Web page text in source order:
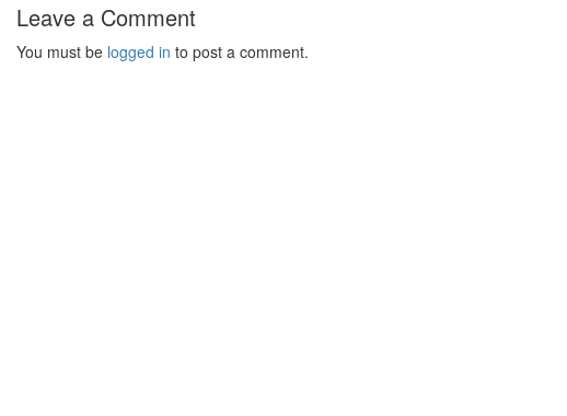
Leave a Comment
You must be logged in to post a comment.